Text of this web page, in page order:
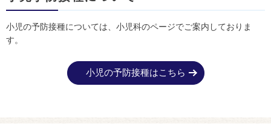
小児の予防接種については、小児科のページでご案内しておりま
す。
小児の予防接種はこちら